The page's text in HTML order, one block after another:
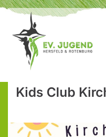
Kids Club